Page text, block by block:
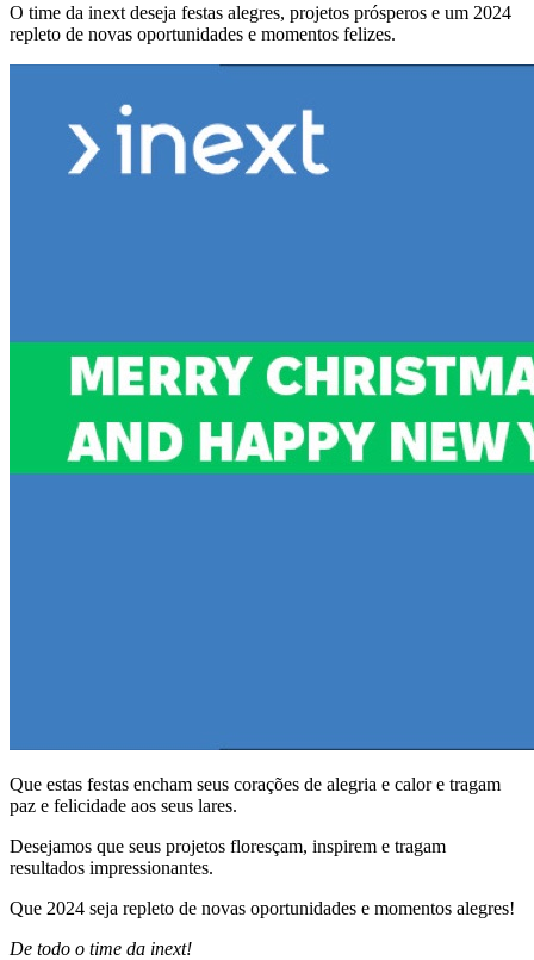
O time da inext deseja festas alegres, projetos prósperos e um 2024
repleto de novas oportunidades e momentos felizes.
Que estas festas encham seus corações de alegria e calor e tragam
paz e felicidade aos seus lares.
Desejamos que seus projetos floresçam, inspirem e tragam
resultados impressionantes.
Que 2024 seja repleto de novas oportunidades e momentos alegres!
De todo o time da inext!